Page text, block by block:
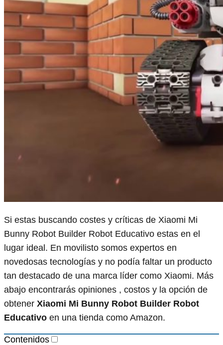
Si estas buscando costes y críticas de Xiaomi Mi
Bunny Robot Builder Robot Educativo estas en el
lugar ideal. En movilisto somos expertos en
novedosas tecnologías y no podía faltar un producto
tan destacado de una marca líder como Xiaomi. Más
abajo encontrarás opiniones , costos y la opción de
obtener Xiaomi Mi Bunny Robot Builder Robot
Educativo en una tienda como Amazon.
Contenidos